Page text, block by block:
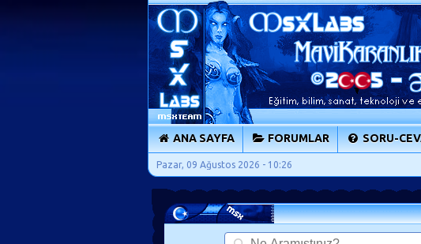
ANA SAYFA FORUMLAR SORU-
Pazar, 09 Ağustos 2026 - 10:26